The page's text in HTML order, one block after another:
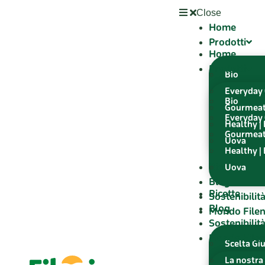
Close
Home
Prodotti
Bio
Healthy |
Uova
Ricette
Blog
Sostenibilità
Mondo
Scelta
La
Home
Prodotti
Bio
Healthy |
Uova
Ricette
Blog
Sostenibilità
Mondo Fileni